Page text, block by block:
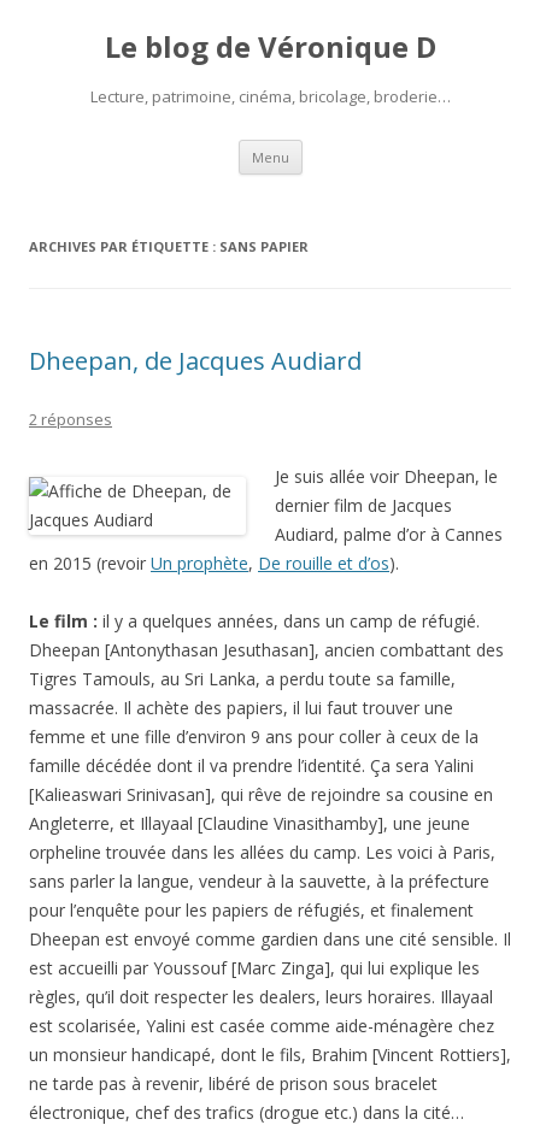
Le blog de Véronique D
Lecture, patrimoine, cinéma, bricolage, broderie…
Menu Aller
contenu
ARCHIVES PAR ÉTIQUETTE : SANS PAPIER
Dheepan, de Jacques Audiard
2 réponses
Je suis allée voir Dheepan, le
dernier film de Jacques
Audiard, palme d’or à Cannes
en 2015 (revoir Un prophète, De rouille et d’os).
Le film : il y a quelques années, dans un camp de réfugié.
Dheepan [Antonythasan Jesuthasan], ancien combattant des
Tigres Tamouls, au Sri Lanka, a perdu toute sa famille,
massacrée. Il achète des papiers, il lui faut trouver une
femme et une fille d’environ 9 ans pour coller à ceux de la
famille décédée dont il va prendre l’identité. Ça sera Yalini
[Kalieaswari Srinivasan], qui rêve de rejoindre sa cousine en
Angleterre, et Illayaal [Claudine Vinasithamby], une jeune
orpheline trouvée dans les allées du camp. Les voici à Paris,
sans parler la langue, vendeur à la sauvette, à la préfecture
pour l’enquête pour les papiers de réfugiés, et finalement
Dheepan est envoyé comme gardien dans une cité sensible. Il
est accueilli par Youssouf [Marc Zinga], qui lui explique les
règles, qu’il doit respecter les dealers, leurs horaires. Illayaal
est scolarisée, Yalini est casée comme aide-ménagère chez
un monsieur handicapé, dont le fils, Brahim [Vincent Rottiers],
ne tarde pas à revenir, libéré de prison sous bracelet
électronique, chef des trafics (drogue etc.) dans la cité…